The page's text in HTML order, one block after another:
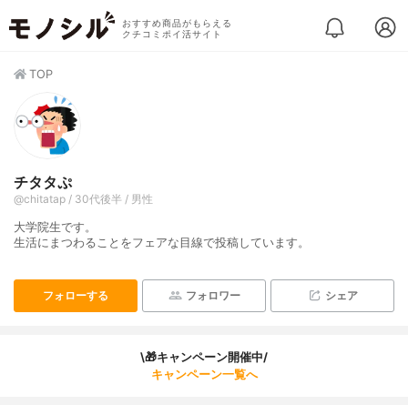
おすすめ商品がもらえる
クチコミポイ活サイト
TOP
チタタぷ
@chitatap / 30代後半 / 男性
大学院生です。
生活にまつわることをフェアな目線で投稿しています。
フォローする フォロワー シェア
\🎁キャンペーン開催中/
キャンペーン一覧へ